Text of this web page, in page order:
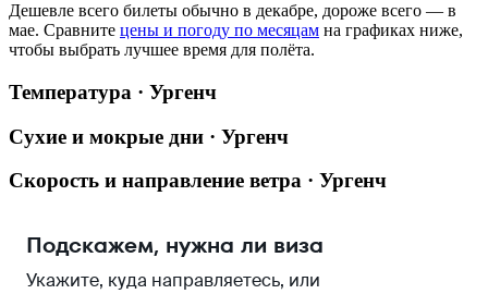
Дешевле всего билеты обычно в декабре, дороже всего — в
мае. Сравните цены и погоду по месяцам на графиках ниже,
чтобы выбрать лучшее время для полёта.
Температура · Ургенч
Сухие и мокрые дни · Ургенч
Скорость и направление ветра · Ургенч
Подскажем, нужна ли виза
Укажите, куда направляетесь, или